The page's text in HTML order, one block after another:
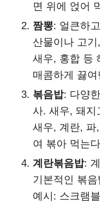
면 위에 얹어
짬뽕: 얼큰하
산물이나 고
새우, 홍합 등
매콤하게 끓여
볶음밥: 다양
사. 새우, 돼지
새우, 계란, 파
여 볶아 먹는
계란볶음밥:
기본적인 볶
예시: 스크램